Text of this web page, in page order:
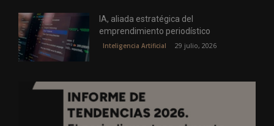
IA, aliada estratégica del
emprendimiento periodístico
Inteligencia Artificial 29 julio, 2026